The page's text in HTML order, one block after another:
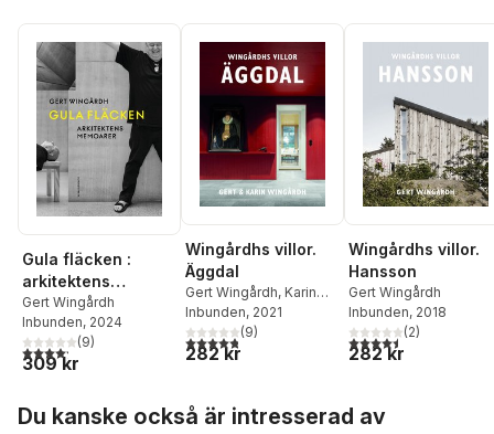
Gula fläcken :
arkitektens
memoarer
Gert Wingårdh
Inbunden, 2024
4,2utav 5 stjärnor. Totalt antal röster:
(9)
309 kr
Wingårdhs villor.
Äggdal
Gert Wingårdh, Karin
Wingårdh
Inbunden, 2021
4,8utav 5 stjärnor. Totalt antal röster:
(9)
282 kr
Wingårdhs villor.
Hansson
Gert Wingårdh
Inbunden, 2018
4,5utav 5 stjärnor.
(2)
282 kr
Du kanske också är intresserad av